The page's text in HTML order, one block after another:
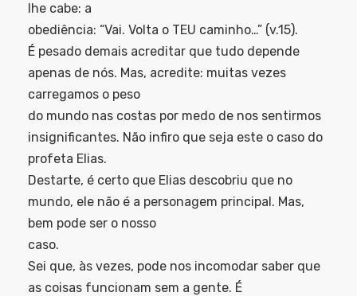
lhe cabe: a
obediência: “Vai. Volta o TEU caminho…” (v.15).
É pesado demais acreditar que tudo depende
apenas de nós. Mas, acredite: muitas vezes
carregamos o peso
do mundo nas costas por medo de nos sentirmos
insignificantes. Não infiro que seja este o caso do
profeta Elias.
Destarte, é certo que Elias descobriu que no
mundo, ele não é a personagem principal. Mas,
bem pode ser o nosso
caso.
Sei que, às vezes, pode nos incomodar saber que
as coisas funcionam sem a gente. É